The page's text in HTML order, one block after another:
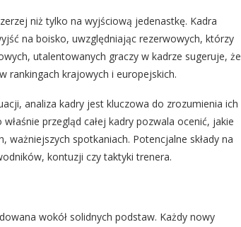
niż tylko na wyjściową jedenastkę. Kadra
na boisko, uwzględniając rezerwowych, którzy
utalentowanych graczy w kadrze sugeruje, że
rankingach krajowych i europejskich.
analiza kadry jest kluczowa do zrozumienia ich
przegląd całej kadry pozwala ocenić, jakie
ważniejszych spotkaniach. Potencjalne składy na
kontuzji czy taktyki trenera.
wokół solidnych podstaw. Każdy nowy